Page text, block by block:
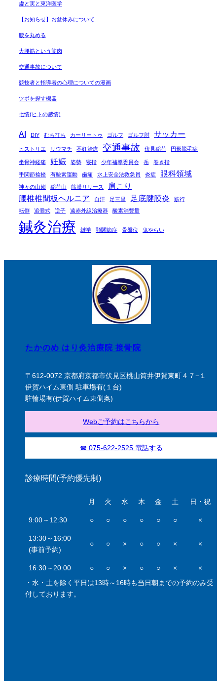
虚と実と東洋医学
【お知らせ】お盆休みについて
腰を丸める
大腰筋という筋肉
交通事故について
競技者と指導者の心理についての漫画
ツボを探す機器
七情(ヒトの感情)
AI DIY むち打ち カーリートゥ ゴルフ ゴルフ肘 サッカー
ヒストリエ リウマチ 不妊治療 交通事故 伏見稲荷 円形脱毛症
坐骨神経痛 妊娠 姿勢 寝指 少年補導委員会 岳 巻き指
手関節捻挫 有酸素運動 歯痛 水上安全法救急員 炎症 眼科領域
神々の山嶺 稲荷山 筋膜リリース
肩こり
腰椎椎間板ヘルニア
自汗 足三里 足底腱膜炎
跛行
転倒
追儺式 逆子 遠赤外線治療器 酸素消費量
鍼灸治療 雑学 顎関節症 骨盤位 鬼やらい
たかのめ はり灸治療院 接骨院
〒612-0072 京都府京都市伏見区桃山筒井伊賀東町４７−１
伊賀ハイム東側 駐車場有(１台)
駐輪場有(伊賀ハイム東側奥)
Webご予約はこちらから
☎ 075-622-2525 電話する
診療時間(予約優先制)
月 火 水 木 金 土 日・祝
9:00～12:30 ○ ○ ○ ○ ○ ○ ×
13:30～16:00
(事前予約)
○ ○ × ○ ○ × ×
16:30～20:00 ○ ○ × ○ ○ ×
×
・水・土を除く平日は13時～16時も当日朝までの予約のみ受
付しております。